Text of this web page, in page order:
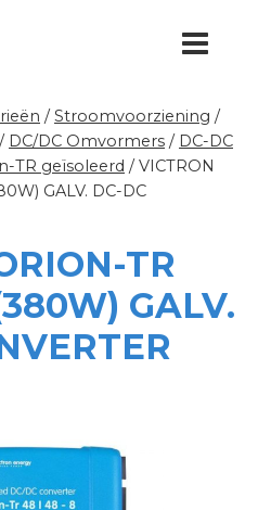
/ Stroomvoorziening /
/ DC/DC Omvormers / DC-DC
TR geïsoleerd / VICTRON
GALV. DC-DC
TR
GALV.